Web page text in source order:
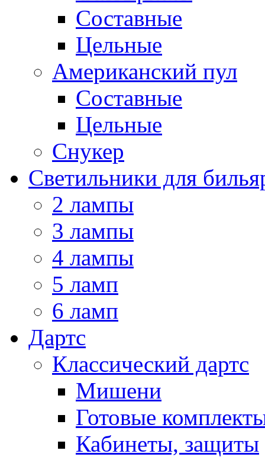
Составные
Цельные
Американский пул
Составные
Цельные
Снукер
Светильники для
2 лампы
3 лампы
4 лампы
5 ламп
6 ламп
Дартс
Классический дартс
Мишени
Готовые
Кабинеты, защиты